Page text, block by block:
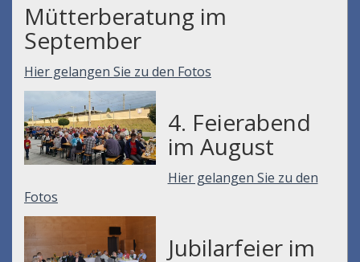
Mütterberatung im
September
Hier gelangen Sie zu den Fotos
4. Feierabend
im August
Hier gelangen Sie zu den
Fotos
Jubilarfeier im